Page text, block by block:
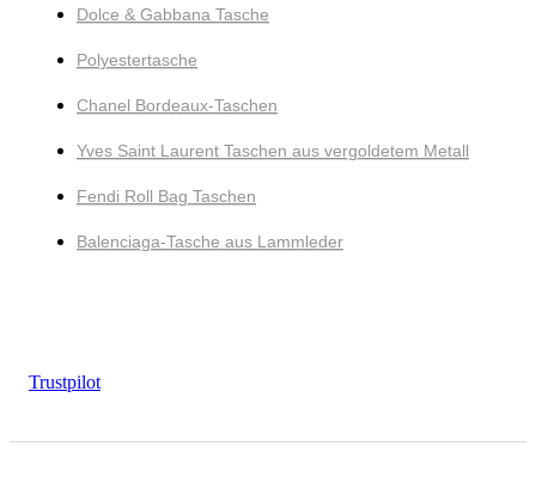
Dolce & Gabbana Tasche
Polyestertasche
Chanel Bordeaux-Taschen
Yves Saint Laurent Taschen aus vergoldetem Metall
Fendi Roll Bag Taschen
Balenciaga-Tasche aus Lammleder
Trustpilot